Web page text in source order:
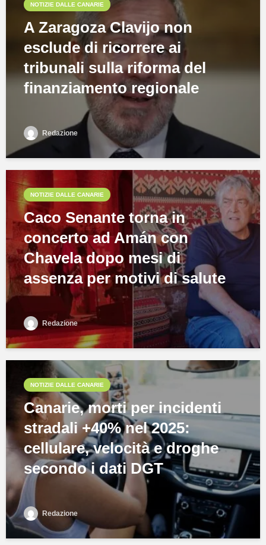
NOTIZIE DALLE CANARIE
A Zaragoza Clavijo non
esclude di ricorrere ai
tribunali sulla riforma del
finanziamento regionale
Redazione
NOTIZIE DALLE CANARIE
Caco Senante torna in
concerto ad Amán con
Chavela dopo mesi di
assenza per motivi di salute
Redazione
NOTIZIE DALLE CANARIE
Canarie, morti per incidenti
stradali +40% nel 2025:
cellulare, velocità e droghe
secondo i dati DGT
Redazione